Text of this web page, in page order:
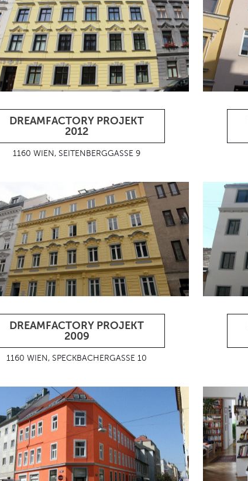
DREAMFACTORY PROJEKT
2012
1160 WIEN, SEITENBERGGASSE 9
DREAMFACTORY PROJEKT
2009
1160 WIEN, SPECKBACHERGASSE 10